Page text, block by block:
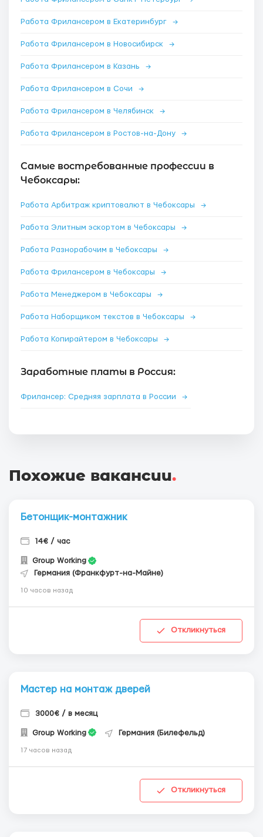
Работа Фрилансером в Екатеринбург →
Работа Фрилансером в Новосибирск →
Работа Фрилансером в Казань →
Работа Фрилансером в Сочи →
Работа Фрилансером в Челябинск →
Работа Фрилансером в Ростов-на-Дону →
Самые востребованные профессии в
Чебоксары:
Работа Арбитраж криптовалют в Чебоксары →
Работа Элитным эскортом в Чебоксары →
Работа Разнорабочим в Чебоксары →
Работа Фрилансером в Чебоксары →
Работа Менеджером в Чебоксары →
Работа Наборщиком текстов в Чебоксары →
Работа Копирайтером в Чебоксары →
Заработные платы в Россия:
Фрилансер: Средняя зарплата в России →
Похожие вакансии.
Бетонщик-монтажник
14€ / час
Group Working
Германия (Франкфурт-на-Майне)
10 часов назад
Откликнуться
Мастер на монтаж дверей
3000€ / в месяц
Group Working Германия (Билефельд)
17 часов назад
Откликнуться